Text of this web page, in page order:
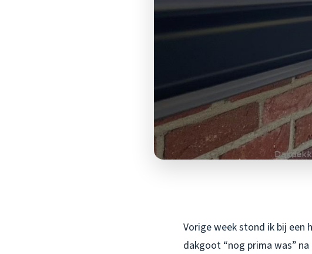
Vorige week stond ik bij een
dakgoot “nog prima was”